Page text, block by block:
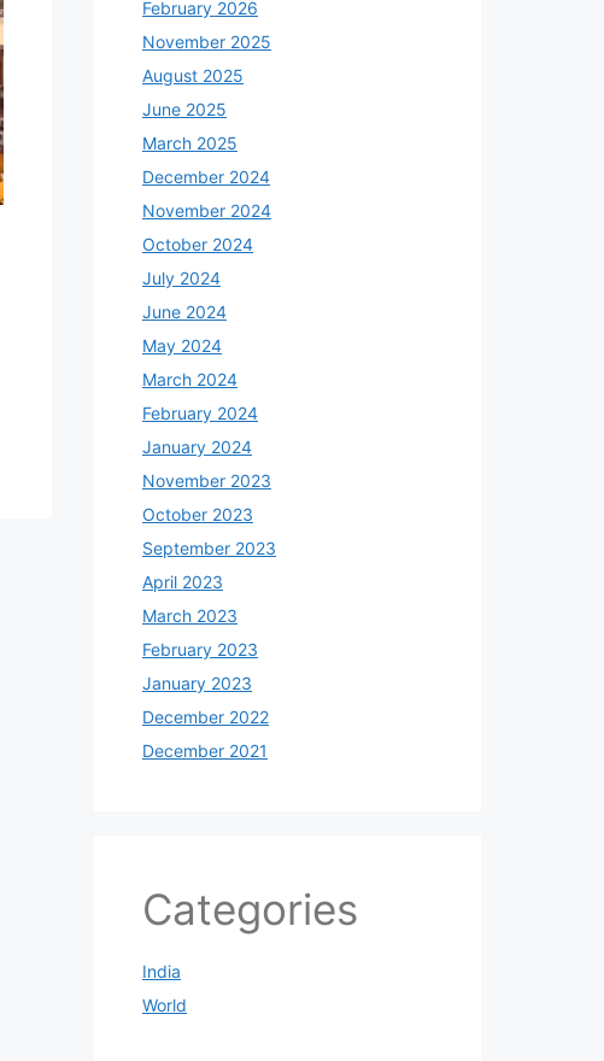
February 2026
November 2025
August 2025
June 2025
March 2025
December 2024
November 2024
October 2024
July 2024
June 2024
May 2024
March 2024
February 2024
January 2024
November 2023
October 2023
September 2023
April 2023
March 2023
February 2023
January 2023
December 2022
December 2021
Categories
India
World